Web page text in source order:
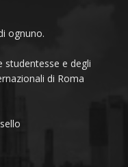
ognuno.
studentesse e degli
di Roma